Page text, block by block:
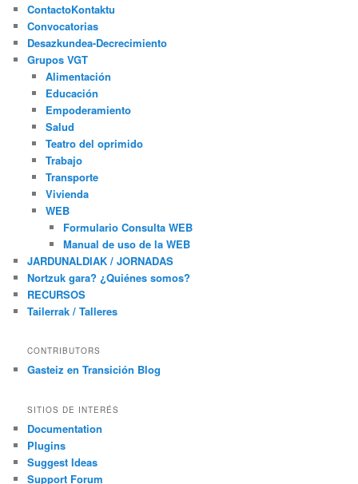
ContactoKontaktu
Convocatorias
Desazkundea-Decrecimiento
Grupos VGT
Alimentación
Educación
Empoderamiento
Salud
Teatro del oprimido
Trabajo
Transporte
Vivienda
WEB
Formulario Consulta WEB
Manual de uso de la WEB
JARDUNALDIAK / JORNADAS
Nortzuk gara? ¿Quiénes somos?
RECURSOS
Tailerrak / Talleres
CONTRIBUTORS
Gasteiz en Transición Blog
SITIOS DE INTERÉS
Documentation
Plugins
Suggest Ideas
Support Forum